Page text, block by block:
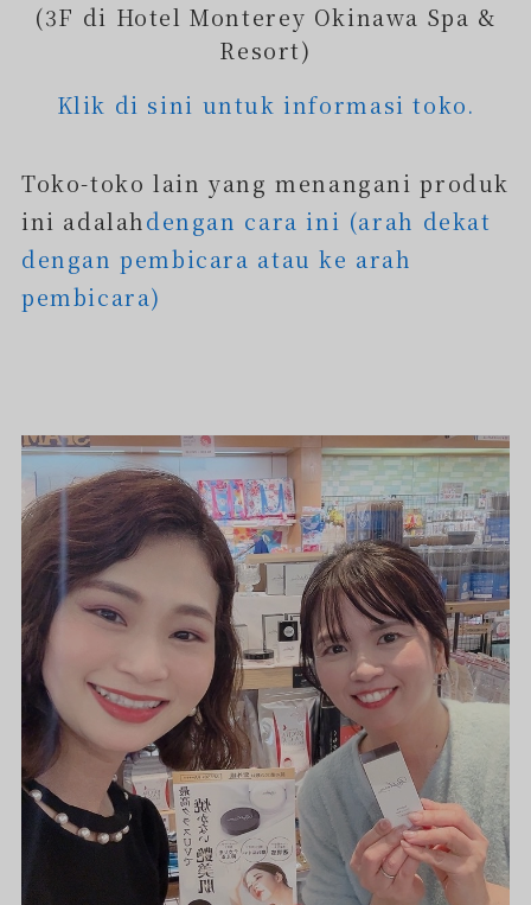
(3F di Hotel Monterey Okinawa Spa &
Resort)
Klik di sini untuk informasi toko.
Toko-toko lain yang menangani produk
ini adalahdengan cara ini (arah dekat
dengan pembicara atau ke arah
pembicara)